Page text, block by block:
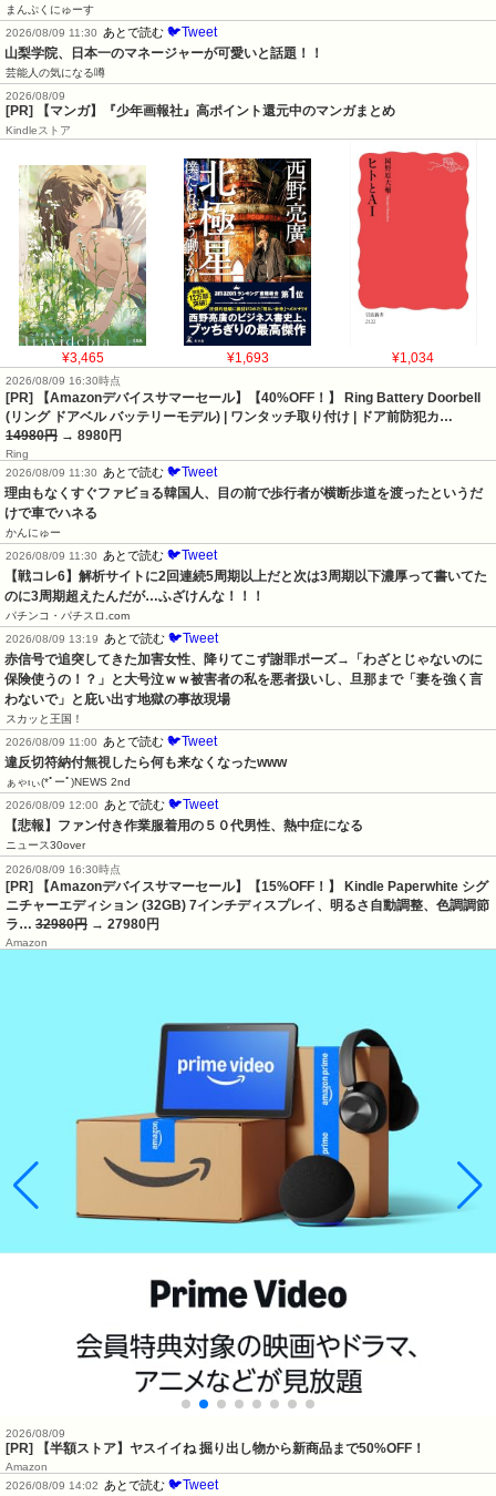
まんぷくにゅーす
2026/08/09 11:30
あとで読む 🐦Tweet
山梨学院、日本一のマネージャーが可愛いと話題！！
芸能人の気になる噂
2026/08/09
[PR] 【マンガ】『少年画報社』高ポイント還元中のマンガまとめ
Kindleストア
¥3,465 ¥1,693 ¥1,034
2026/08/09 16:30時点
[PR] 【Amazonデバイスサマーセール】【40%OFF！】 Ring Battery Doorbell
(リング ドアベル バッテリーモデル) | ワンタッチ取り付け | ドア前防犯カ…
14980円 → 8980円
Ring
2026/08/09 11:30
あとで読む 🐦Tweet
理由もなくすぐファビョる韓国人、目の前で歩行者が横断歩道を渡ったというだ
けで車でハネる
かんにゅー
2026/08/09 11:30
あとで読む 🐦Tweet
【戦コレ6】解析サイトに2回連続5周期以上だと次は3周期以下濃厚って書いてた
のに3周期超えたんだが…ふざけんな！！！
パチンコ・パチスロ.com
2026/08/09 13:19
あとで読む 🐦Tweet
赤信号で追突してきた加害女性、降りてこず謝罪ポーズ→「わざとじゃないのに
保険使うの！？」と大号泣ｗｗ被害者の私を悪者扱いし、旦那まで「妻を強く言
わないで」と庇い出す地獄の事故現場
スカッと王国！
2026/08/09 11:00
あとで読む 🐦Tweet
違反切符納付無視したら何も来なくなったwww
ぁゃιぃ(*ﾟーﾟ)NEWS 2nd
2026/08/09 12:00
あとで読む 🐦Tweet
【悲報】ファン付き作業服着用の５０代男性、熱中症になる
ニュース30over
2026/08/09 16:30時点
[PR] 【Amazonデバイスサマーセール】【15%OFF！】 Kindle Paperwhite シグ
ニチャーエディション (32GB) 7インチディスプレイ、明るさ自動調整、色調調節
ラ… 32980円 → 27980円
Amazon
2026/08/09
[PR] 【半額ストア】ヤスイイね 掘り出し物から新商品まで50%OFF！
Amazon
2026/08/09 14:02
あとで読む 🐦Tweet